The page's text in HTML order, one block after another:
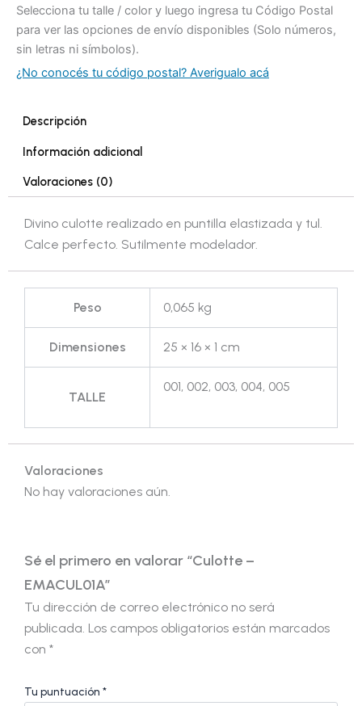
Selecciona tu talle / color y luego ingresa tu Código Postal
para ver las opciones de envío disponibles (Solo números,
sin letras ni símbolos).
¿No conocés tu código postal? Averigualo acá
Descripción
Información adicional
Valoraciones (0)
Divino culotte realizado en puntilla elastizada y tul.
Calce perfecto. Sutilmente modelador.
Peso 0,065 kg
Dimensiones 25 × 16 × 1 cm
TALLE
001, 002, 003, 004, 005
Valoraciones
No hay valoraciones aún.
Sé el primero en valorar “Culotte –
EMACUL01A”
Tu dirección de correo electrónico no será
publicada. Los campos obligatorios están marcados
con *
Tu puntuación *